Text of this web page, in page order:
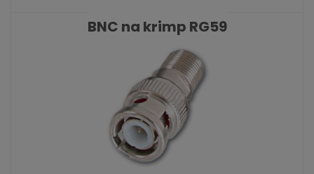
BNC na krimp RG59
KATALOŠKI BROJ: 2534